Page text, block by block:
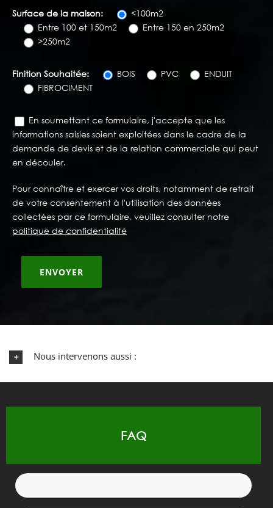
Surface de la maison:
<100m2
Entre 100 et 150m2
Entre 150 en 250m2
>250m2
Finition Souhaitée: BOIS PVC
ENDUIT
FIBROCIMENT
En soumettant ce formulaire, j'accepte que les
informations saisies soient exploitées dans le cadre de la
demande de devis et de la relation commerciale qui peut
en découler.
Pour connaître et exercer vos droits, notamment de retrait
de votre consentement à l'utilisation des données
collectées par ce formulaire, veuillez consulter notre
politique de confidentialité
Nous intervenons aussi :
FAQ